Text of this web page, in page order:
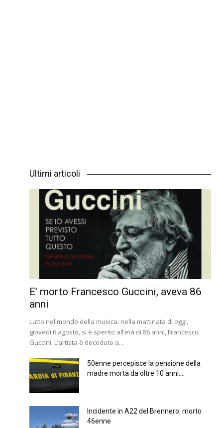
Ultimi articoli
E’ morto Francesco Guccini, aveva 86
anni
Lutto nel mondo della musica: nella mattinata di oggi,
giovedì 6 agosto, si è spento all’età di 86 anni, Francesco
Guccini. L’artista è deceduto a...
50enne percepisce la pensione della
madre morta da oltre 10 anni:...
Incidente in A22 del Brennero: morto
46enne